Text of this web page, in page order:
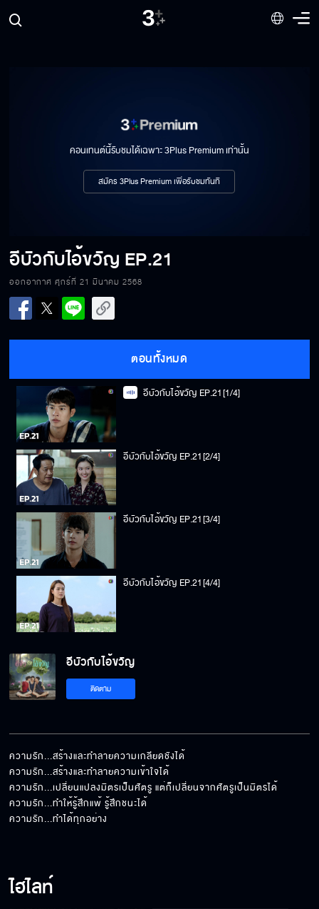
คอนเทนต์นี้รับชมได้เฉพาะ 3Plus Premium เท่านั้น
สมัคร 3Plus Premium เพื่อรับชมทันที
อีบัวกับไอ้ขวัญ EP.21
ออกอากาศ ศุกร์ที่ 21 มีนาคม 2568
ตอนทั้งหมด
อีบัวกับไอ้ขวัญ EP.21[1/4]
อีบัวกับไอ้ขวัญ EP.21[2/4]
อีบัวกับไอ้ขวัญ EP.21[3/4]
อีบัวกับไอ้ขวัญ EP.21[4/4]
อีบัวกับไอ้ขวัญ
ติดตาม
ความรัก...สร้างและทำลายความเกลียดชังได้
ความรัก...สร้างและทำลายความเข้าใจได้
ความรัก...เปลี่ยนแปลงมิตรเป็นศัตรู แต่ก็เปลี่ยนจากศัตรูเป็นมิตรได้
ความรัก...ทำให้รู้สึกแพ้ รู้สึกชนะได้
ความรัก...ทำได้ทุกอย่าง
ไฮไลท์